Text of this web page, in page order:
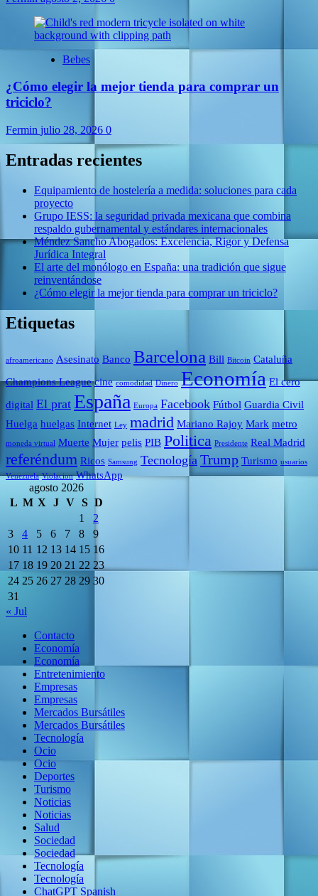
Bebes
¿Cómo elegir la mejor tienda para comprar un
triciclo?
Fermin julio 28, 2026 0
Entradas recientes
Equipamiento de hostelería a medida: soluciones para cada
proyecto
Grupo IESS: la seguridad privada mexicana que combina
respaldo gubernamental y estándares internacionales
Méndez Sancho Abogados: Excelencia, Rigor y Defensa
Jurídica Integral
El arte del monólogo en España: una tradición que sigue
reinventándose
¿Cómo elegir la mejor tienda para comprar un triciclo?
Etiquetas
afroamericano Asesinato Banco Barcelona Bill Bitcoin Cataluña
Champions League cine comodidad Dinero Economía El cero
digital El prat España Europa Facebook Fútbol Guardia Civil
Huelga huelgas Internet Ley madrid Mariano Rajoy Mark metro
moneda virtual Muerte Mujer pelis PIB Politica Presidente Real Madrid
referéndum Ricos Samsung Tecnología Trump Turismo usuarios
Venezuela Violacion WhatsApp
agosto 2026
L M X J V S D
1
2
3
4 5 6 7 8
9
10 11 12 13 14 15 16
17 18 19 20 21 22 23
24 25 26 27 28 29 30
31
« Jul
Contacto
Economía
Economía
Entretenimiento
Empresas
Empresas
Mercados Bursátiles
Mercados Bursátiles
Tecnología
Ocio
Ocio
Deportes
Turismo
Noticias
Noticias
Salud
Sociedad
Sociedad
Tecnología
Tecnología
ChatGPT Spanish